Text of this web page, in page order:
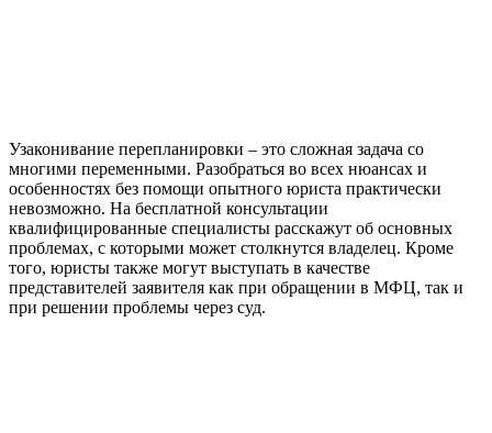
Узаконивание перепланировки – это сложная задача со
многими переменными. Разобраться во всех нюансах и
особенностях без помощи опытного юриста практически
невозможно. На бесплатной консультации
квалифицированные специалисты расскажут об основных
проблемах, с которыми может столкнутся владелец. Кроме
того, юристы также могут выступать в качестве
представителей заявителя как при обращении в МФЦ, так и
при решении проблемы через суд.